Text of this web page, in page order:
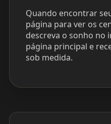
Quando encontrar
página para ver os
descreva o sonho no
página principal e
sob medida.